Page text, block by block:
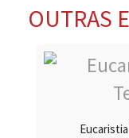
OUTRAS